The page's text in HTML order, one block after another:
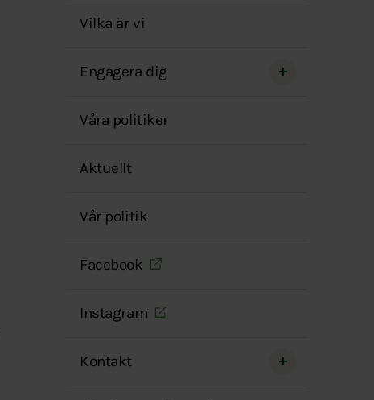
över
menyn
Vilka är vi
Engagera dig
Våra politiker
Aktuellt
Vår politik
Facebook
Instagram
Kontakt